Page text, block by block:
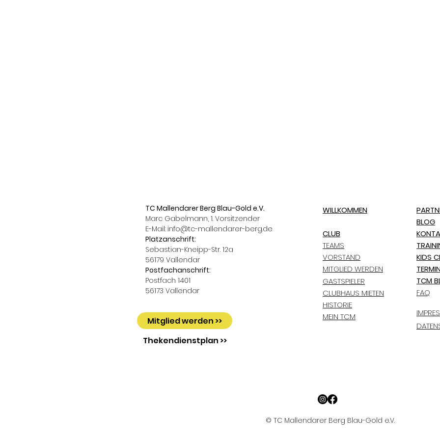
TC Mallendarer Berg Blau-Gold e.V.
Marc Gabelmann, 1. Vorsitzender
E-Mail: info@tc-mallendarer-berg.de
Platzanschrift:
Sebastian-Kneipp-Str. 12a
56179 Vallendar
Postfachanschrift:
Postfach 1401
56173 Vallendar
Mitglied werden >>
WILLKOMMEN
CLUB
TEAMS
MITGLIED WERDEN
VORSTAND
GASTSPIELER
CLUBHAUS MIETEN
HISTORIE
MEIN TCM
Thekendienstplan >>
BLOG
KIDS
TCM
FAQ
© TC Mallendarer Berg Blau-Gold e.V.